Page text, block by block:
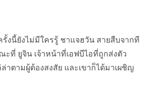
รั้งนี้ยังไม่มีใครรู้ ชาแจฮวัน สายสืบจากที
ะที่ ยูจิน เจ้าหน้าที่เอฟบีไอที่ถูกส่งตัว
าตามผู้ต้องสงสัย และเขาก็ได้มาเผชิญ